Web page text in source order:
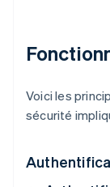
Voici les
sécurité